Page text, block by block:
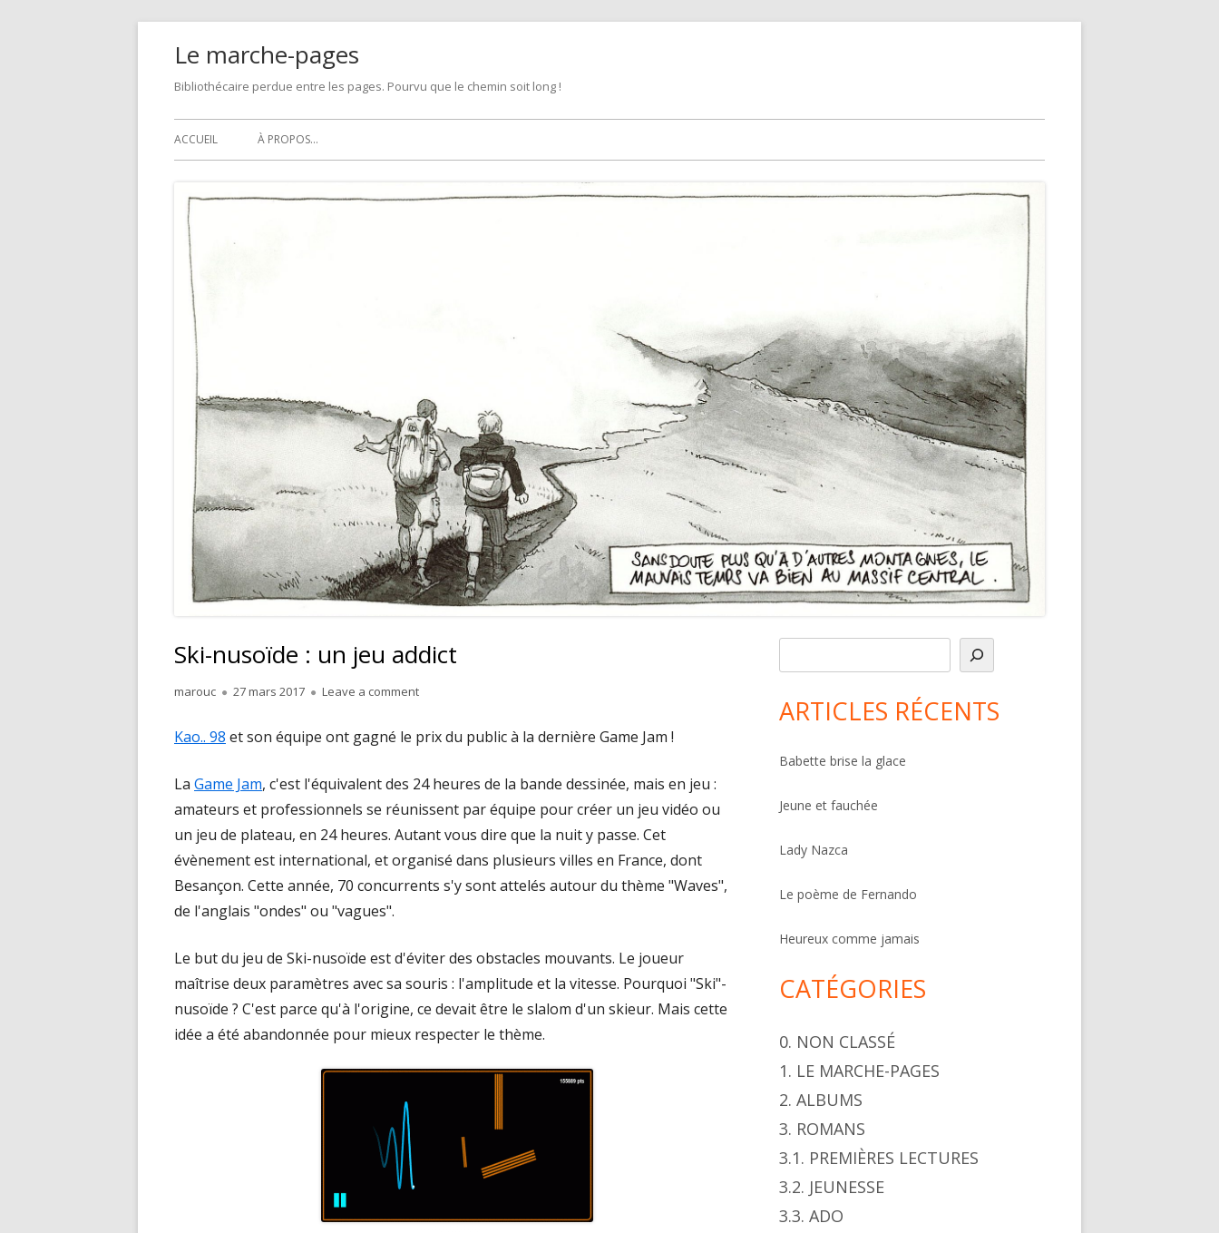
Le marche-pages
Bibliothécaire perdue entre les pages. Pourvu que le chemin soit long !
Primary
ACCUEIL À PROPOS…
Ski-nusoïde : un jeu addict
Author
marouc
Published
27 mars 2017 Leave a commenton Ski-nusoïde : un jeu addict
Kao.. 98 et son équipe ont gagné le prix du public à la dernière Game Jam !
La Game Jam, c'est l'équivalent des 24 heures de la bande dessinée, mais en jeu :
amateurs et professionnels se réunissent par équipe pour créer un jeu vidéo ou
un jeu de plateau, en 24 heures. Autant vous dire que la nuit y passe. Cet
évènement est international, et organisé dans plusieurs villes en France, dont
Besançon. Cette année, 70 concurrents s'y sont attelés autour du thème "Waves",
de l'anglais "ondes" ou "vagues".
Le but du jeu de Ski-nusoïde est d'éviter des obstacles mouvants. Le joueur
maîtrise deux paramètres avec sa souris : l'amplitude et la vitesse. Pourquoi "Ski"-
nusoïde ? C'est parce qu'à l'origine, ce devait être le slalom d'un skieur. Mais cette
idée a été abandonnée pour mieux respecter le thème.
Sidebar
e
c
h
c
e
ARTICLES RÉCENTS
Babette brise la glace
Jeune et fauchée
Lady Nazca
Le poème de Fernando
Heureux comme jamais
CATÉGORIES
0. NON CLASSÉ
1. LE MARCHE-PAGES
2. ALBUMS
3. ROMANS
3.1. PREMIÈRES LECTURES
3.2. JEUNESSE
3.3. ADO